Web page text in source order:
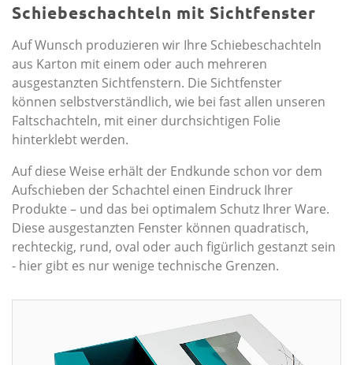
Schiebeschachteln mit Sichtfenster
Auf Wunsch produzieren wir Ihre Schiebeschachteln
aus Karton mit einem oder auch mehreren
ausgestanzten Sichtfenstern. Die Sichtfenster
können selbstverständlich, wie bei fast allen unseren
Faltschachteln, mit einer durchsichtigen Folie
hinterklebt werden.
Auf diese Weise erhält der Endkunde schon vor dem
Aufschieben der Schachtel einen Eindruck Ihrer
Produkte – und das bei optimalem Schutz Ihrer Ware.
Diese ausgestanzten Fenster können quadratisch,
rechteckig, rund, oval oder auch figürlich gestanzt sein
- hier gibt es nur wenige technische Grenzen.